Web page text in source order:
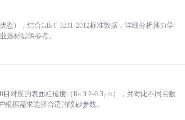
），结合GB/T 5231-2012标准数据，详细分析其力学
选材提供参考。
对应的表面粗糙度（Ra 3.2-6.3μm），并对比不同目数
据需求选择合适的喷砂参数。